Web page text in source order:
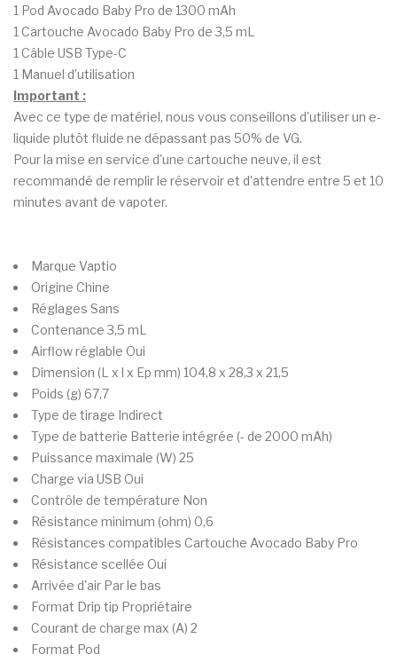
1 Pod Avocado Baby Pro de 1300 mAh
1 Cartouche Avocado Baby Pro de 3,5 mL
1 Câble USB Type-C
1 Manuel d’utilisation
Important :
Avec ce type de matériel, nous vous conseillons d'utiliser un e-
liquide plutôt fluide ne dépassant pas 50% de VG.
Pour la mise en service d'une cartouche neuve, il est
recommandé de remplir le réservoir et d'attendre entre 5 et 10
minutes avant de vapoter.
Marque Vaptio
Origine Chine
Réglages Sans
Contenance 3,5 mL
Airflow réglable Oui
Dimension (L x l x Ep mm) 104,8 x 28,3 x 21,5
Poids (g) 67,7
Type de tirage Indirect
Type de batterie Batterie intégrée (- de 2000 mAh)
Puissance maximale (W) 25
Charge via USB Oui
Contrôle de température Non
Résistance minimum (ohm) 0,6
Résistances compatibles Cartouche Avocado Baby Pro
Résistance scellée Oui
Arrivée d'air Par le bas
Format Drip tip Propriétaire
Courant de charge max (A) 2
Format Pod